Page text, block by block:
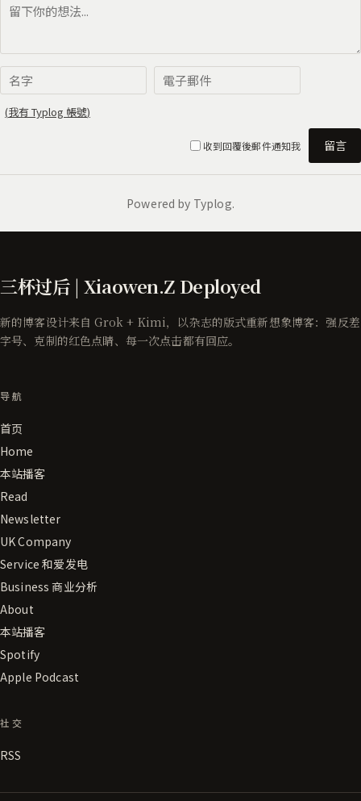
三杯过后 | Xiaowen.Z Deployed
新的博客设计来自 Grok + Kimi，以杂志的版式重新想象博客：强反差
字号、克制的红色点睛、每一次点击都有回应。
导航
首页
Home
本站播客
Read
Newsletter
UK Company
Service 和爱发电
Business 商业分析
About
本站播客
Spotify
Apple Podcast
社交
RSS